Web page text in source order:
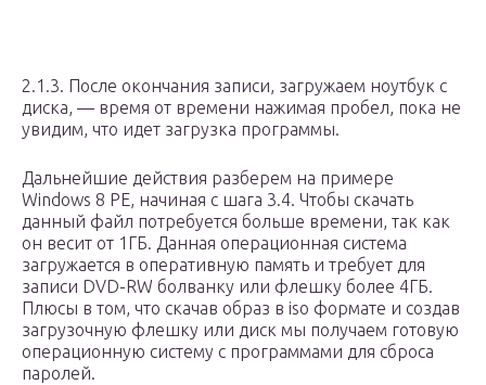
2.1.3. После окончания записи, загружаем ноутбук с
диска, — время от времени нажимая пробел, пока не
увидим, что идет загрузка программы.
Дальнейшие действия разберем на примере
Windows 8 PE, начиная с шага 3.4. Чтобы скачать
данный файл потребуется больше времени, так как
он весит от 1ГБ. Данная операционная система
загружается в оперативную память и требует для
записи DVD-RW болванку или флешку более 4ГБ.
Плюсы в том, что скачав образ в iso формате и создав
загрузочную флешку или диск мы получаем готовую
операционную систему с программами для сброса
паролей.